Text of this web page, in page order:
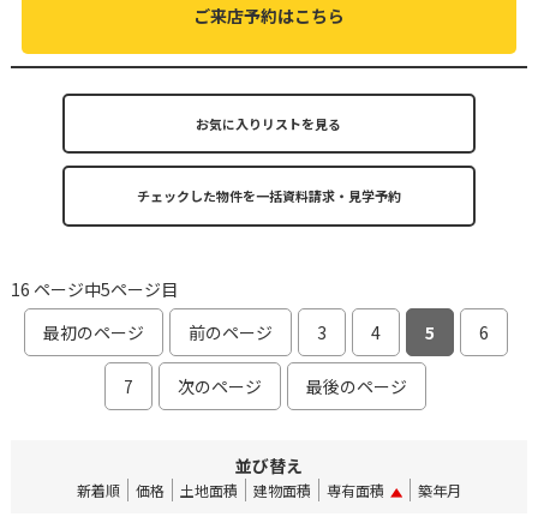
ご来店予約はこちら
お気に入りリストを見る
16 ページ中5ページ目
最初のページ
前のページ 3 4 5 6
7 次のページ 最後のページ
並び替え
新着順 価格 土地面積 建物面積 専有面積 築年月